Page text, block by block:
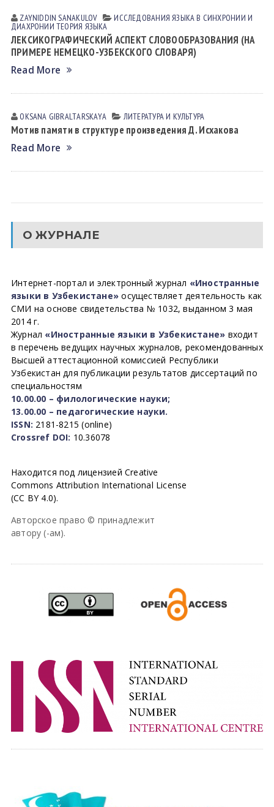
ZAYNIDDIN SАNАKULOV ИССЛЕДОВАНИЯ ЯЗЫКА В СИНХРОНИИ И
ДИАХРОНИИ ТЕОРИЯ ЯЗЫКА
ЛЕКСИКОГРАФИЧЕСКИЙ АСПЕКТ СЛОВООБРАЗОВАНИЯ (НА
ПРИМЕРЕ НЕМЕЦКО-УЗБЕКСКОГО СЛОВАРЯ)
Read More
OKSANA GIBRАLTАRSKАYA ЛИТЕРАТУРА И КУЛЬТУРА
Мотив памяти в структуре произведения Д. Исхакова
Read More
О ЖУРНАЛЕ
Интернет-портал и электронный журнал «Иностранные
языки в Узбекистане» осуществляет деятельность как
СМИ на основе свидетельства № 1032, выданном 3 мая
2014 г.
Журнал «Иностранные языки в Узбекистане» входит
в перечень ведущих научных журналов, рекомендованных
Высшей аттестационной комиссией Республики
Узбекистан для публикации результатов диссертаций по
специальностям
10.00.00 – филологические науки;
13.00.00 – педагогические науки.
ISSN: 2181-8215 (online)
Crossref DOI: 10.36078
Находится под лицензией Creative
Commons Attribution International License
(CC BY 4.0).
Авторское право © принадлежит
автору (-ам).